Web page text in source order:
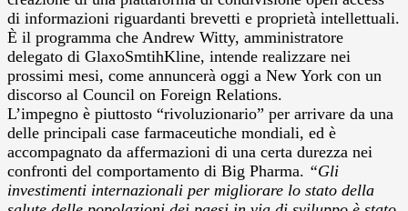
di informazioni riguardanti brevetti e proprietà intellettuali.
È il programma che Andrew Witty, amministratore
delegato di GlaxoSmtihKline, intende realizzare nei
prossimi mesi, come annuncerà oggi a New York con un
discorso al Council on Foreign Relations.
L’impegno è piuttosto “rivoluzionario” per arrivare da una
delle principali case farmaceutiche mondiali, ed è
accompagnato da affermazioni di una certa durezza nei
confronti del comportamento di Big Pharma. “Gli
investimenti internazionali per migliorare lo stato della